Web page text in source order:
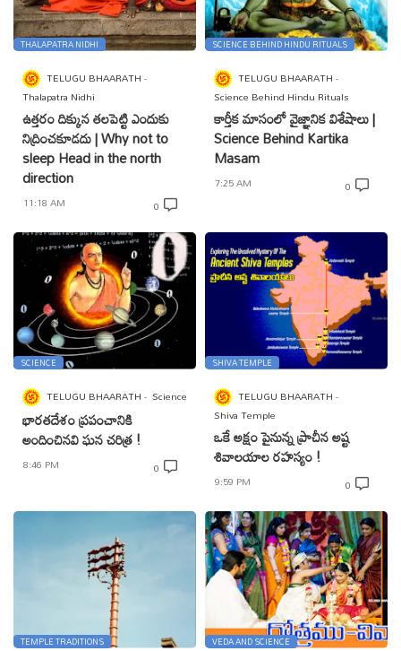
THALAPATRA NIDHI
TELUGU BHAARATH
Thalapatra Nidhi
ఉత్తరం దిక్కున తలపెట్టి ఎందుకు
నిద్రించకూడదు | Why not to
sleep Head in the north
direction
11:18 AM 0
SCIENCE BEHIND HINDU RITUALS
TELUGU BHAARATH
Science Behind Hindu Rituals
కార్తీక మాసంలో వైజ్ఞానిక విశేషాలు |
Science Behind Kartika
Masam
7:25 AM 0
SCIENCE
TELUGU BHAARATH Science
భారతదేశం ప్రపంచానికి
అందించినవి ఘన చరిత్ర !
8:46 PM 0
SHIVA TEMPLE
TELUGU BHAARATH
Shiva Temple
ఒకే అక్షం పైనున్న ప్రాచీన అష్ట
శివాలయాల రహస్యం !
9:59 PM 0
TEMPLE TRADITIONS VEDA AND SCIENCE